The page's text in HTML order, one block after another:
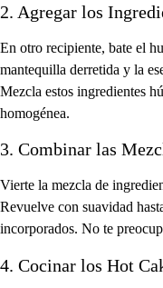
2. Agregar los
En otro recipiente, bate el
mantequilla derretida y la
Mezcla estos ingredientes
homogénea.
3. Combinar las
Vierte la mezcla de
Revuelve con suavidad
incorporados. No te
4. Cocinar los Hot